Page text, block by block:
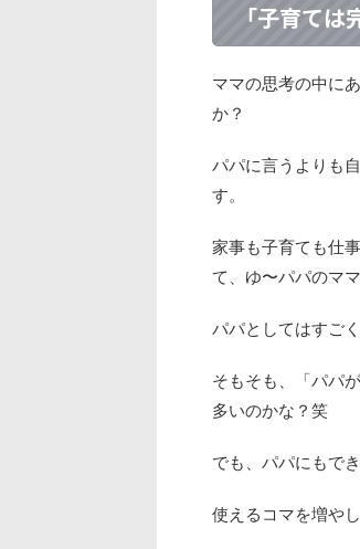
「子育て
ママの思考の中に
か？
パパに言うよりも
す。
家事も子育ても仕
て、ゆ〜パパのマ
パパとしてはすご
そもそも、「パパ
多いのかな？笑
でも、パパにもで
使えるコマを増や